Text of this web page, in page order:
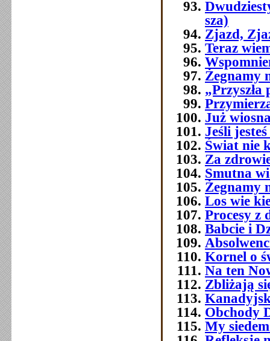
sza)
Zjazd,
Teraz
Żegnamy
„Przyszła
Już
Jeśli
Świat nie
Za
Smutna
Żegnamy
Los wie
Procesy z
Babcie i
Kornel o
Na ten
Zbliżają
Obchody
My